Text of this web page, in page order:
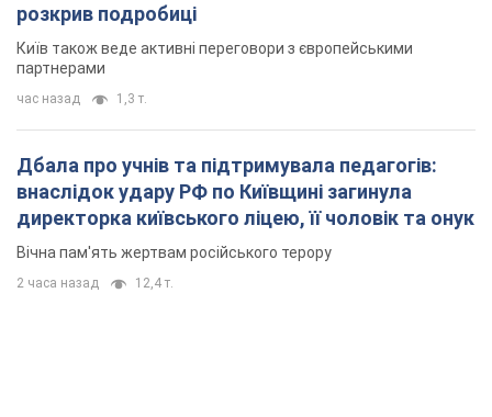
розкрив подробиці
Київ також веде активні переговори з європейськими
партнерами
час назад 1,3 т.
Дбала про учнів та підтримувала педагогів:
внаслідок удару РФ по Київщині загинула
директорка київського ліцею, її чоловік та онук
Вічна пам'ять жертвам російського терору
2 часа назад 12,4 т.